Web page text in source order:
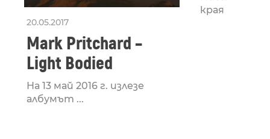
20.05.2017
Mark Pritchard –
Light Bodied
На 13 май 2016 г. излезе
албумът ...
края на ...